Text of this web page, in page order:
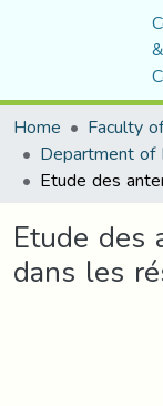
&
Home
Faculty
Department of
Etude des
dans les